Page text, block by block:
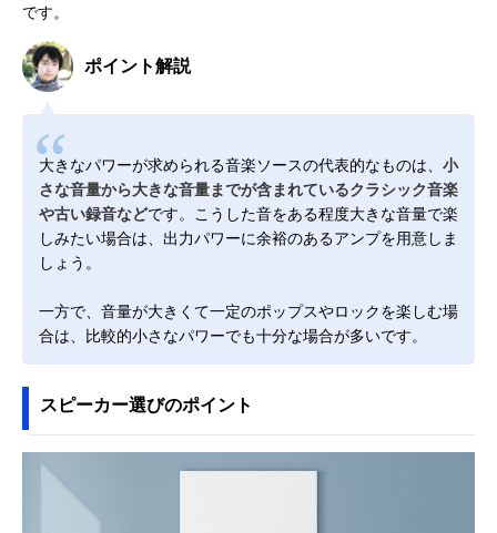
です。
ポイント解説
大きなパワーが求められる音楽ソースの代表的なものは、 小
さな音量から大きな音量までが含まれているクラシック音楽
や古い録音などです。こうした音をある程度大きな音量で楽
しみたい場合は、出力パワーに余裕のあるアンプを用意しま
しょう。
一方で、音量が大きくて一定のポップスやロックを楽しむ場
合は、比較的小さなパワーでも十分な場合が多いです。
スピーカー選びのポイント